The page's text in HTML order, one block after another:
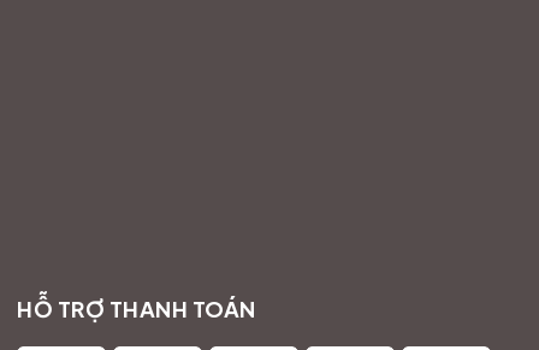
HỖ TRỢ THANH TOÁN